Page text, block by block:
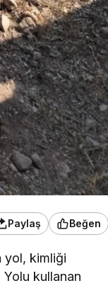
Paylaş Beğen
yol, kimliği
kullanan